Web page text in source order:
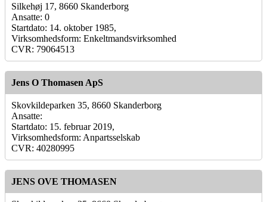
Silkehøj 17, 8660 Skanderborg
Ansatte: 0
Startdato: 14. oktober 1985,
Virksomhedsform: Enkeltmandsvirksomhed
CVR: 79064513
Jens O Thomasen ApS
Skovkildeparken 35, 8660 Skanderborg
Ansatte:
Startdato: 15. februar 2019,
Virksomhedsform: Anpartsselskab
CVR: 40280995
JENS OVE THOMASEN